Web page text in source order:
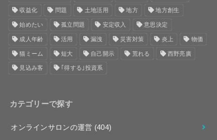
収益化 問題 土地活用 地方 地方創生
始めたい 孤立問題 安定収入 意思決定
成人年齢 活用 漏洩 災害対策 炎上 物価
猫ミーム 短大 自己開示 荒れる 西野亮廣
見込み客 ｢得する｣投資系
カテゴリーで探す
オンラインサロンの運営 (404)